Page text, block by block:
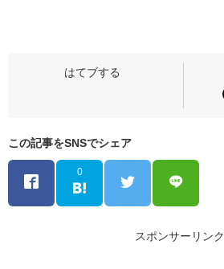
この記事をSNSでシェア
0
スポンサーリンク